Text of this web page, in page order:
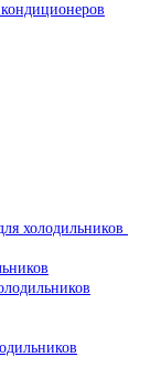
холодильников